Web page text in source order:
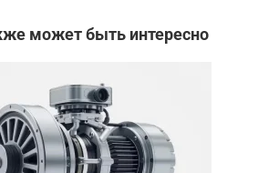
может быть интересно